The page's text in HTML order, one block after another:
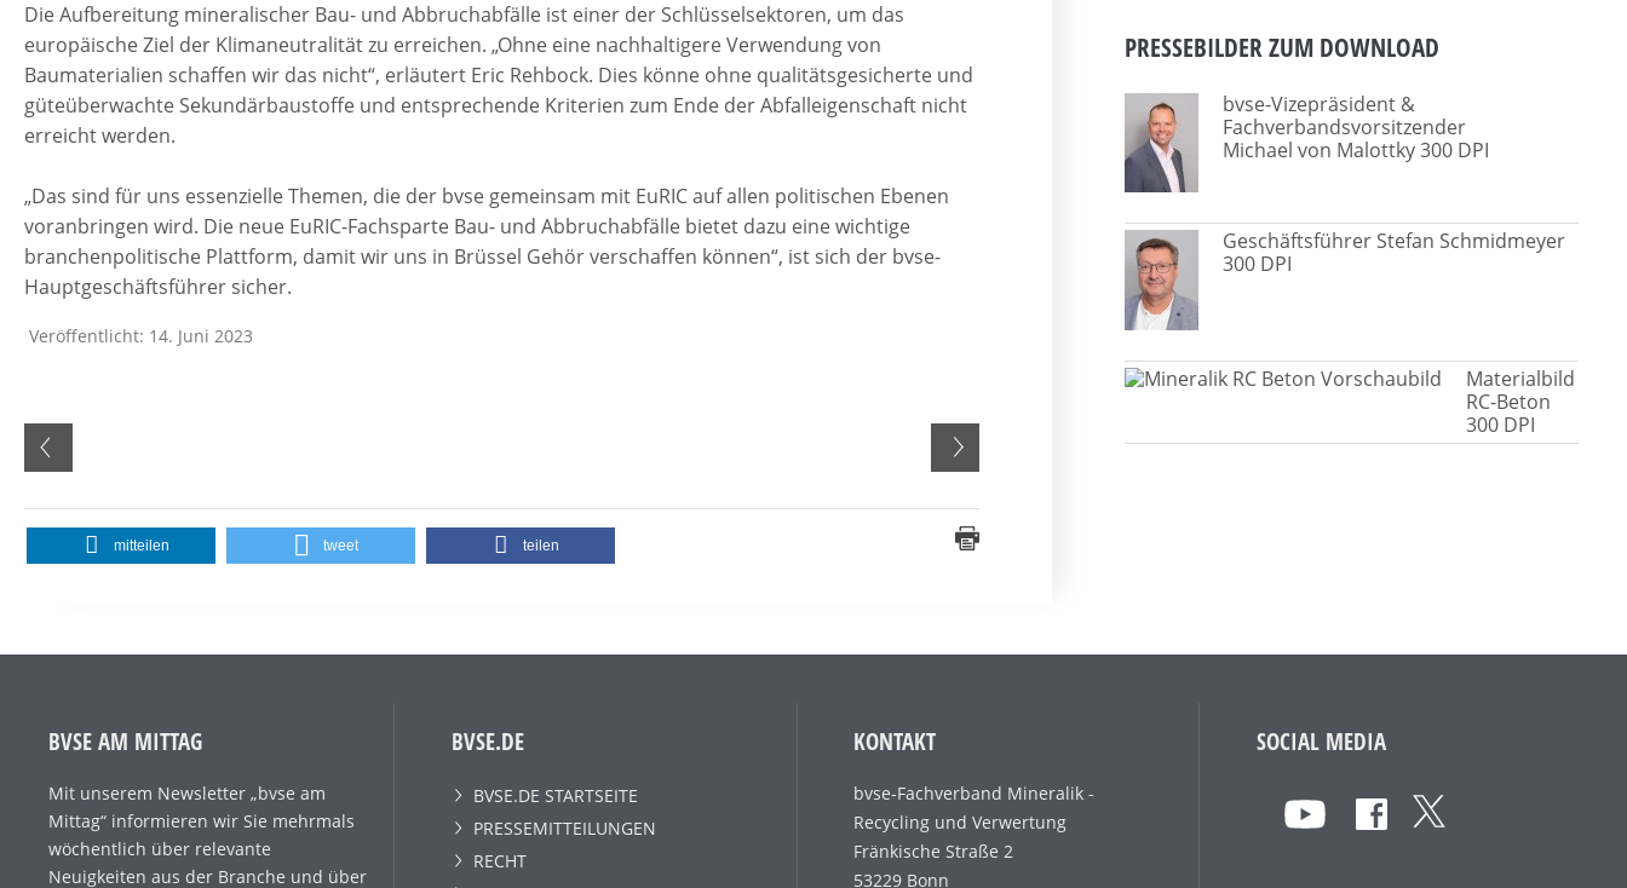
Die Aufbereitung mineralischer Bau- und Abbruchabfälle ist einer der Schlüsselsektoren, um das
europäische Ziel der Klimaneutralität zu erreichen. „Ohne eine nachhaltigere Verwendung von
Baumaterialien schaffen wir das nicht“, erläutert Eric Rehbock. Dies könne ohne qualitätsgesicherte und
güteüberwachte Sekundärbaustoffe und entsprechende Kriterien zum Ende der Abfalleigenschaft nicht
erreicht werden.
„Das sind für uns essenzielle Themen, die der bvse gemeinsam mit EuRIC auf allen politischen Ebenen
voranbringen wird. Die neue EuRIC-Fachsparte Bau- und Abbruchabfälle bietet dazu eine wichtige
branchenpolitische Plattform, damit wir uns in Brüssel Gehör verschaffen können“, ist sich der bvse-
Hauptgeschäftsführer sicher.
Veröffentlicht: 14. Juni 2023
mitteilen tweet teilen
PRESSEBILDER ZUM DOWNLOAD
bvse-Vizepräsident &
Fachverbandsvorsitzender
Michael von Malottky 300 DPI
Geschäftsführer Stefan Schmidmeyer
300 DPI
Materialbild
RC-Beton
300 DPI
BVSE AM MITTAG
Mit unserem Newsletter „bvse am
Mittag“ informieren wir Sie mehrmals
wöchentlich über relevante
Neuigkeiten aus der Branche und über
BVSE.DE
BVSE.DE STARTSEITE
PRESSEMITTEILUNGEN
RECHT
KONTAKT
bvse-Fachverband Mineralik -
Recycling und Verwertung
Fränkische Straße 2
53229 Bonn
SOCIAL MEDIA